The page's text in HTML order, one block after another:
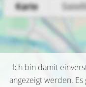
Ich bin damit
angezeigt werden.